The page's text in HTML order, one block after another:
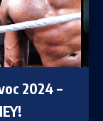
2024 –